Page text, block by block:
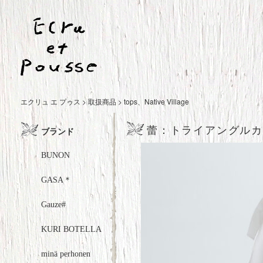
エクリュ エ プゥス >取扱商品 > tops Native Village
ブランド
BUNON
GASA＊
Gauze#
KURI BOTELLA
minä perhonen
蕾：トライアングル